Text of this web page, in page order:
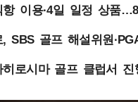
이용·4일 일정 상품…8
SBS 골프 해설위원
히로시마 골프 클럽서